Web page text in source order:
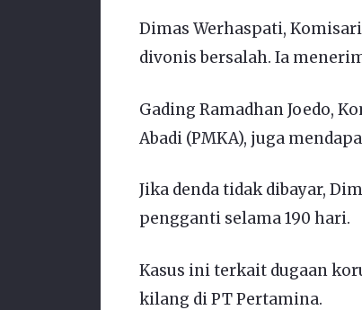
Dimas Werhaspati,
divonis bersalah. Ia
Gading Ramadhan Joedo,
Abadi (PMKA), juga
Jika denda tidak dibayar,
pengganti selama 190 hari.
Kasus ini terkait dugaan
kilang di PT Pertamina.